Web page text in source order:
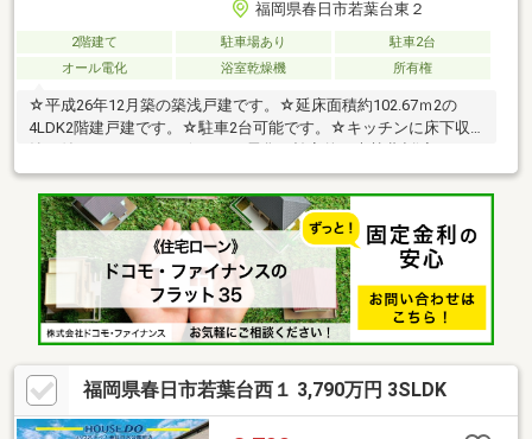
福岡県春日市若葉台東２
2階建て 駐車場あり
駐車2台
オール電化
浴室乾燥機 所有権
☆平成26年12月築の築浅戸建です。☆延床面積約102.67ｍ2の
4LDK2階建戸建です。☆駐車2台可能です。☆キッチンに床下収
ます♪☆春日東小学校まで、徒歩約9分！春日東中学校まで、徒歩
約9分！お子様の通学も安心です！☆周辺には、徒歩圏内に「サ
ニーちくし台店」「樋口病院」「ファミリーマート春日若葉台東
３丁目店」などがあり周辺施設充実しております。☆リフォーム
のご相談承ります。☆交通量少なく、閑静な住宅街です！子育て
も安心の住環境です！☆ぜひナカジツまでお気軽にお問い合わせ
ください。
福岡県春日市若葉台西１ 3,790万円 3SLDK